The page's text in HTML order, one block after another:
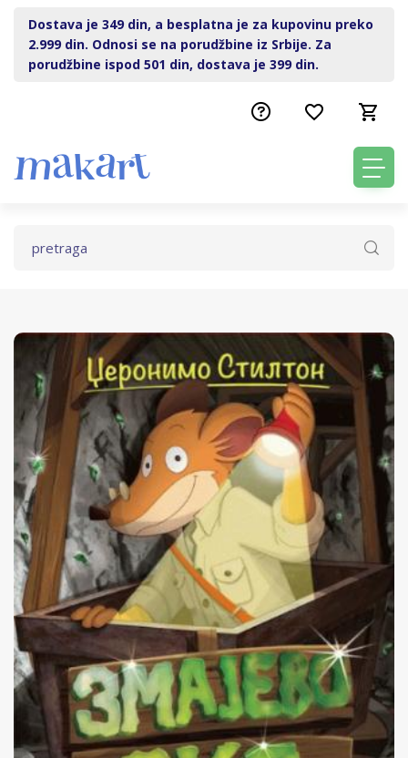
Dostava je 349 din, a besplatna je za kupovinu preko
2.999 din. Odnosi se na porudžbine iz Srbije. Za
porudžbine ispod 501 din, dostava je 399 din.